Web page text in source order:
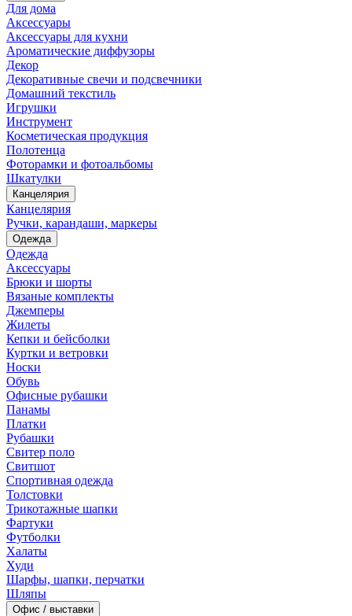
Для дома
Аксессуары
Аксессуары для кухни
Ароматические диффузоры
Декор
Декоративные свечи и подсвечники
Домашний текстиль
Игрушки
Инструмент
Косметическая продукция
Полотенца
Фоторамки и фотоальбомы
Шкатулки
Канцелярия
Канцелярия
Ручки, карандаши, маркеры
Одежда
Одежда
Аксессуары
Брюки и шорты
Вязаные комплекты
Джемперы
Жилеты
Кепки и бейсболки
Куртки и ветровки
Носки
Обувь
Офисные рубашки
Панамы
Платки
Рубашки
Свитер поло
Свитшот
Спортивная одежда
Толстовки
Трикотажные шапки
Фартуки
Футболки
Халаты
Худи
Шарфы, шапки, перчатки
Шляпы
Офис / выставки